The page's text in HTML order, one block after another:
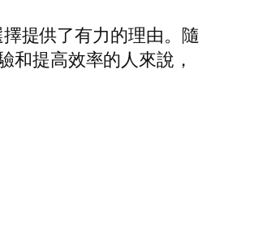
提供了有力的理由。隨
和提高效率的人來說，